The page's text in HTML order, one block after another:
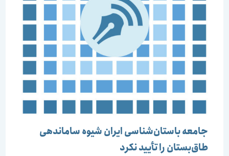
جامعه باستان‌شناسی ایران شیوه ساماندهی
طاق‌بستان را تأیید نکرد